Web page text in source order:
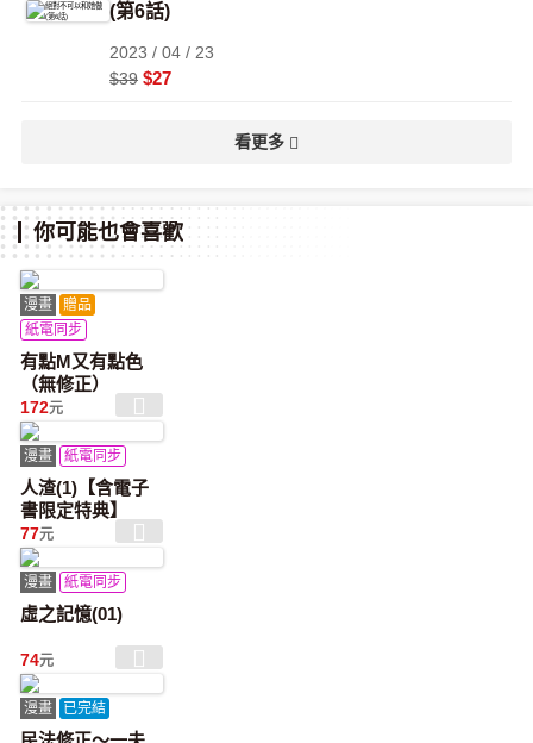
(第6話)
2023 / 04 / 23
$39 $27
看更多
你可能也會喜歡
漫畫
贈品
紙電同步
有點M又有點色
（無修正）
172元
漫畫 紙電同步
人渣(1)【含電子
書限定特典】
77元
漫畫 紙電同步
虛之記憶(01)
74元
漫畫 已完結